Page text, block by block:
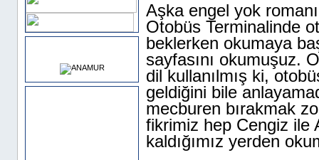
Aşka engel yok
Otobüs Terminalinde
beklerken okumaya
sayfasını okumuşuz.
dil kullanılmış ki,
geldiğini bile
mecburen bırakmak
fikrimiz hep Cengiz ile
kaldığımız yerden